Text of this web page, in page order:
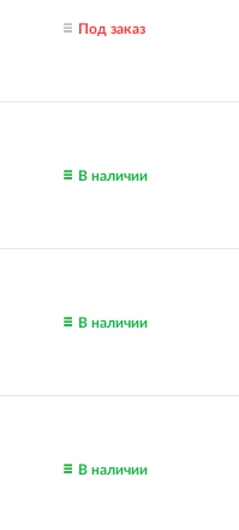
Под заказ
В наличии
В наличии
В наличии